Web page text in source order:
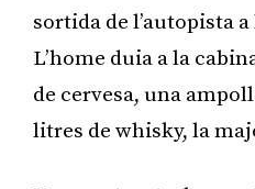
sortida de l’autopista a
L’home duia a la
de cervesa, una
litres de whisky, la